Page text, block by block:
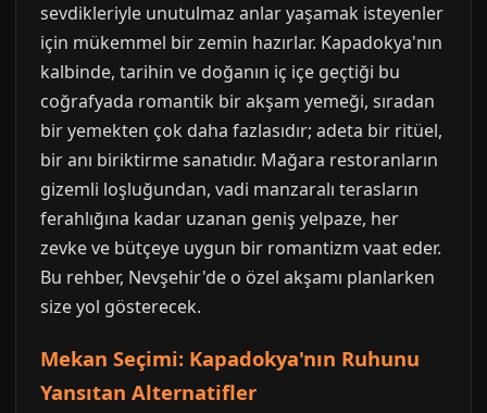
sevdikleriyle unutulmaz anlar yaşamak isteyenler
için mükemmel bir zemin hazırlar. Kapadokya'nın
kalbinde, tarihin ve doğanın iç içe geçtiği bu
coğrafyada romantik bir akşam yemeği, sıradan
bir yemekten çok daha fazlasıdır; adeta bir ritüel,
bir anı biriktirme sanatıdır. Mağara restoranların
gizemli loşluğundan, vadi manzaralı terasların
ferahlığına kadar uzanan geniş yelpaze, her
zevke ve bütçeye uygun bir romantizm vaat eder.
Bu rehber, Nevşehir'de o özel akşamı planlarken
size yol gösterecek.
Mekan Seçimi: Kapadokya'nın Ruhunu
Yansıtan Alternatifler